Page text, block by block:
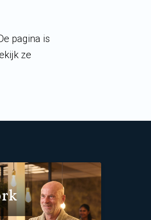
pagina is
ze